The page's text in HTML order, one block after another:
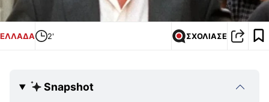
ΕΛΛΑΔΑ 2' ΣΧΟΛΙΑΣΕ
Snapshot